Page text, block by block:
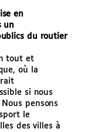
en
un
du routier
tout et
où la
si nous
pensons
le
des villes à